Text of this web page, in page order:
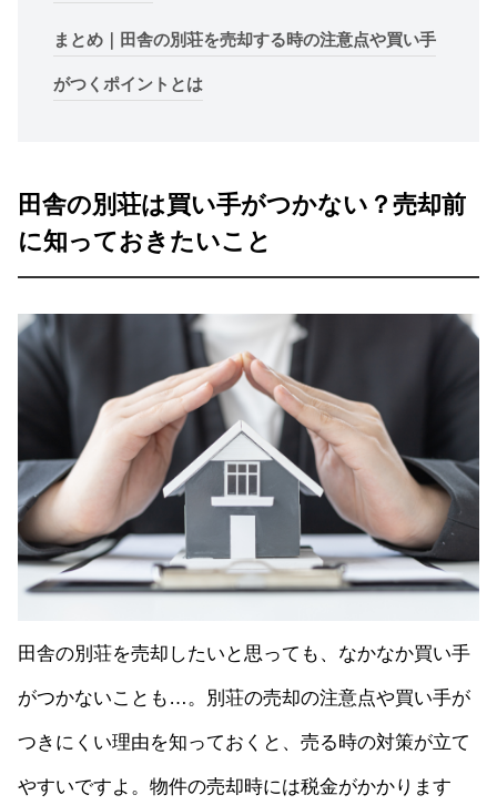
まとめ｜田舎の別荘を売却する時の注意点や買い手
がつくポイントとは
田舎の別荘は買い手がつかない？売却前
に知っておきたいこと
田舎の別荘を売却したいと思っても、なかなか買い手
がつかないことも…。別荘の売却の注意点や買い手が
つきにくい理由を知っておくと、売る時の対策が立て
やすいですよ。物件の売却時には税金がかかります